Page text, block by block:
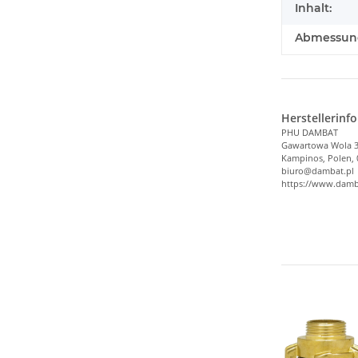
Inhalt:
PHU DAMBAT
Gawartowa Wola
Kampinos, Polen,
biuro@dambat.pl
https://